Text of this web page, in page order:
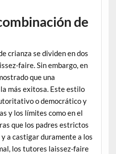
de
crianza se dividen en dos
faire. Sin embargo, en
que una
más exitosa. Este estilo
o democrático y
y los límites como en el
que los padres estrictos
a castigar duramente a los
los tutores laissez-faire